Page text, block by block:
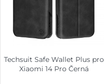
Techsuit Safe Wallet Plus pro
Xiaomi 14 Pro Černá